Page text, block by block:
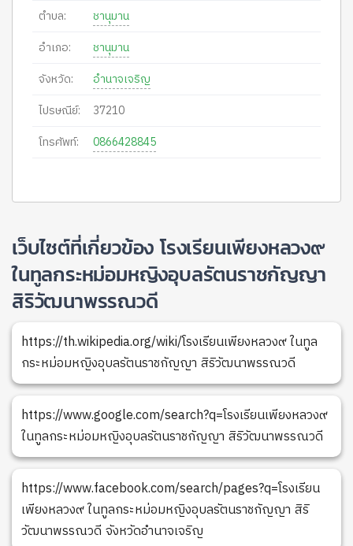
ตำบล:
ชานุมาน
อำเภอ:
ชานุมาน
จังหวัด:
อำนาจเจริญ
ไปรษณีย์:
37210
โทรศัพท์:
0866428845
เว็บไซต์ที่เกี่ยวข้อง โรงเรียนเพียงหลวง๙
ในทูลกระหม่อมหญิงอุบลรัตนราชกัญญา
สิริวัฒนาพรรณวดี
https://th.wikipedia.org/wiki/โรงเรียนเพียงหลวง๙ ในทูล
กระหม่อมหญิงอุบลรัตนราชกัญญา สิริวัฒนาพรรณวดี
https://www.google.com/search?q=โรงเรียนเพียงหลวง๙
ในทูลกระหม่อมหญิงอุบลรัตนราชกัญญา สิริวัฒนาพรรณวดี
https://www.facebook.com/search/pages?q=โรงเรียน
เพียงหลวง๙ ในทูลกระหม่อมหญิงอุบลรัตนราชกัญญา สิริ
วัฒนาพรรณวดี จังหวัดอำนาจเจริญ